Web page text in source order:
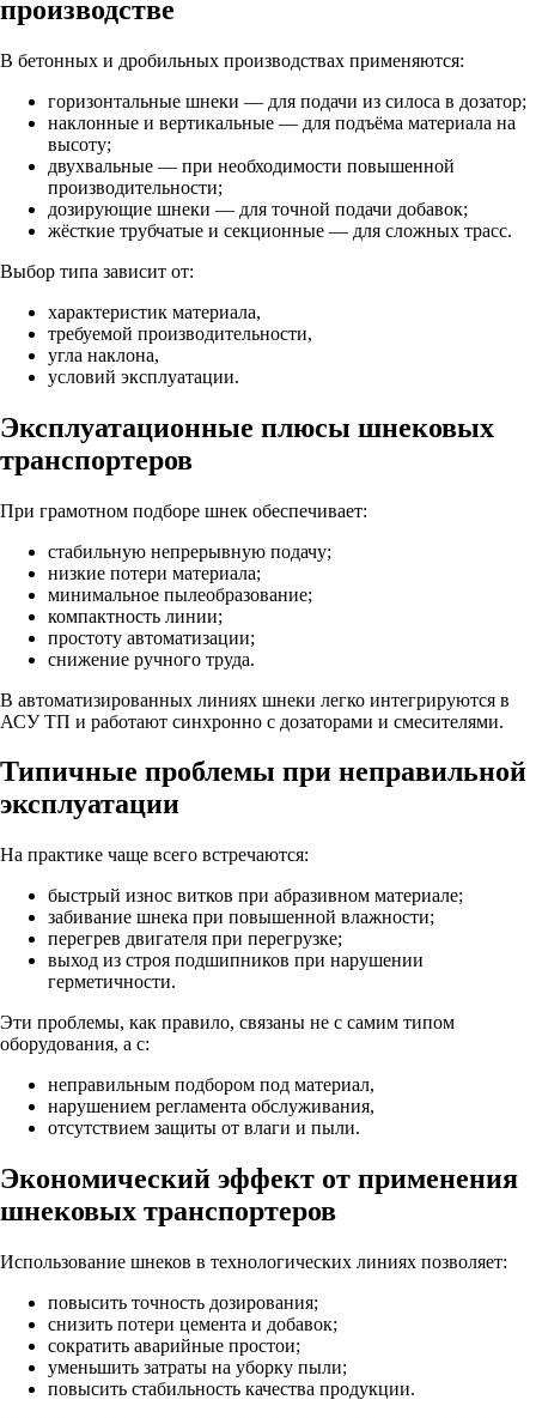
производстве
В бетонных и дробильных производствах применяются:
горизонтальные шнеки — для подачи из силоса в дозатор;
наклонные и вертикальные — для подъёма материала на
высоту;
двухвальные — при необходимости повышенной
производительности;
дозирующие шнеки — для точной подачи добавок;
жёсткие трубчатые и секционные — для сложных трасс.
Выбор типа зависит от:
характеристик материала,
требуемой производительности,
угла наклона,
условий эксплуатации.
Эксплуатационные плюсы шнековых
транспортеров
При грамотном подборе шнек обеспечивает:
стабильную непрерывную подачу;
низкие потери материала;
минимальное пылеобразование;
компактность линии;
простоту автоматизации;
снижение ручного труда.
В автоматизированных линиях шнеки легко интегрируются в
АСУ ТП и работают синхронно с дозаторами и смесителями.
Типичные проблемы при неправильной
эксплуатации
На практике чаще всего встречаются:
быстрый износ витков при абразивном материале;
забивание шнека при повышенной влажности;
перегрев двигателя при перегрузке;
выход из строя подшипников при нарушении
герметичности.
Эти проблемы, как правило, связаны не с самим типом
оборудования, а с:
неправильным подбором под материал,
нарушением регламента обслуживания,
отсутствием защиты от влаги и пыли.
Экономический эффект от применения
шнековых транспортеров
Использование шнеков в технологических линиях позволяет:
повысить точность дозирования;
снизить потери цемента и добавок;
сократить аварийные простои;
уменьшить затраты на уборку пыли;
повысить стабильность качества продукции.